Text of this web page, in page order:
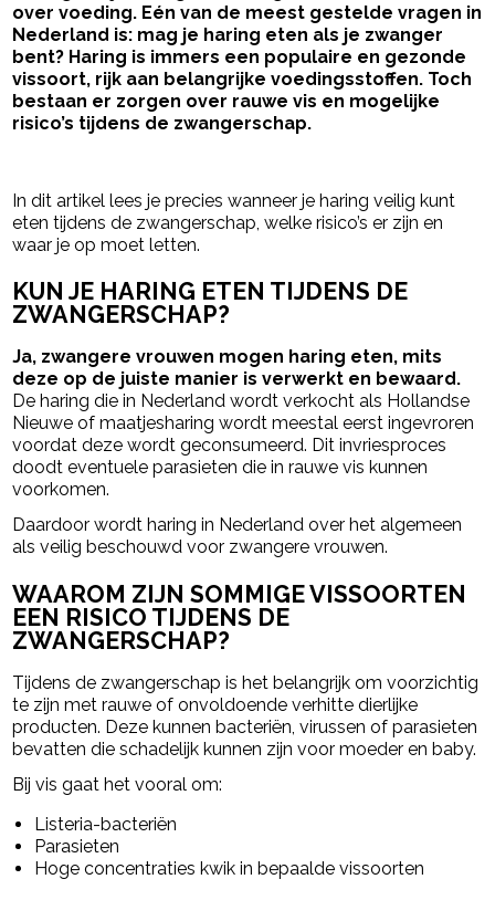
over voeding. Eén van de meest gestelde vragen in
Nederland is: mag je haring eten als je zwanger
bent? Haring is immers een populaire en gezonde
vissoort, rijk aan belangrijke voedingsstoffen. Toch
bestaan er zorgen over rauwe vis en mogelijke
risico’s tijdens de zwangerschap.
In dit artikel lees je precies wanneer je haring veilig kunt
eten tijdens de zwangerschap, welke risico’s er zijn en
waar je op moet letten.
KUN JE HARING ETEN TIJDENS DE
ZWANGERSCHAP?
Ja, zwangere vrouwen mogen haring eten, mits
deze op de juiste manier is verwerkt en bewaard.
De haring die in Nederland wordt verkocht als Hollandse
Nieuwe of maatjesharing wordt meestal eerst ingevroren
voordat deze wordt geconsumeerd. Dit invriesproces
doodt eventuele parasieten die in rauwe vis kunnen
voorkomen.
Daardoor wordt haring in Nederland over het algemeen
als veilig beschouwd voor zwangere vrouwen.
WAAROM ZIJN SOMMIGE VISSOORTEN
EEN RISICO TIJDENS DE
ZWANGERSCHAP?
Tijdens de zwangerschap is het belangrijk om voorzichtig
te zijn met rauwe of onvoldoende verhitte dierlijke
producten. Deze kunnen bacteriën, virussen of parasieten
bevatten die schadelijk kunnen zijn voor moeder en baby.
Bij vis gaat het vooral om:
Listeria-bacteriën
Parasieten
Hoge concentraties kwik in bepaalde vissoorten